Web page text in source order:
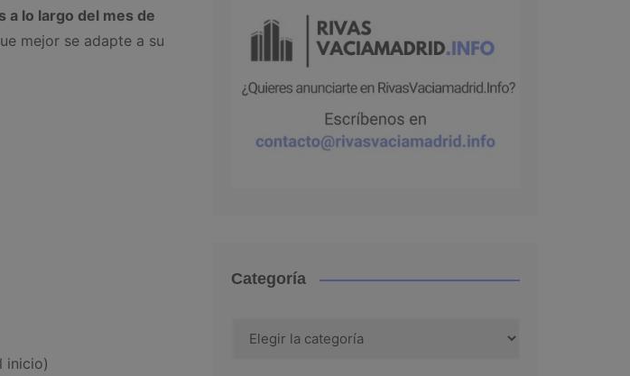
a lo largo del mes de
mejor se adapte a su
inicio)
Categoría